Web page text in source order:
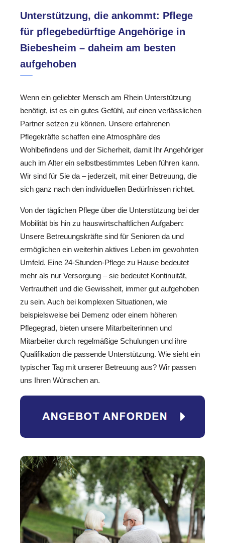
Unterstützung, die ankommt: Pflege
für pflegebedürftige Angehörige in
Biebesheim – daheim am besten
aufgehoben
Wenn ein geliebter Mensch am Rhein Unterstützung
benötigt, ist es ein gutes Gefühl, auf einen verlässlichen
Partner setzen zu können. Unsere erfahrenen
Pflegekräfte schaffen eine Atmosphäre des
Wohlbefindens und der Sicherheit, damit Ihr Angehöriger
auch im Alter ein selbstbestimmtes Leben führen kann.
Wir sind für Sie da – jederzeit, mit einer Betreuung, die
sich ganz nach den individuellen Bedürfnissen richtet.
Von der täglichen Pflege über die Unterstützung bei der
Mobilität bis hin zu hauswirtschaftlichen Aufgaben:
Unsere Betreuungskräfte sind für Senioren da und
ermöglichen ein weiterhin aktives Leben im gewohnten
Umfeld. Eine 24-Stunden-Pflege zu Hause bedeutet
mehr als nur Versorgung – sie bedeutet Kontinuität,
Vertrautheit und die Gewissheit, immer gut aufgehoben
zu sein. Auch bei komplexen Situationen, wie
beispielsweise bei Demenz oder einem höheren
Pflegegrad, bieten unsere Mitarbeiterinnen und
Mitarbeiter durch regelmäßige Schulungen und ihre
Qualifikation die passende Unterstützung. Wie sieht ein
typischer Tag mit unserer Betreuung aus? Wir passen
uns Ihren Wünschen an.